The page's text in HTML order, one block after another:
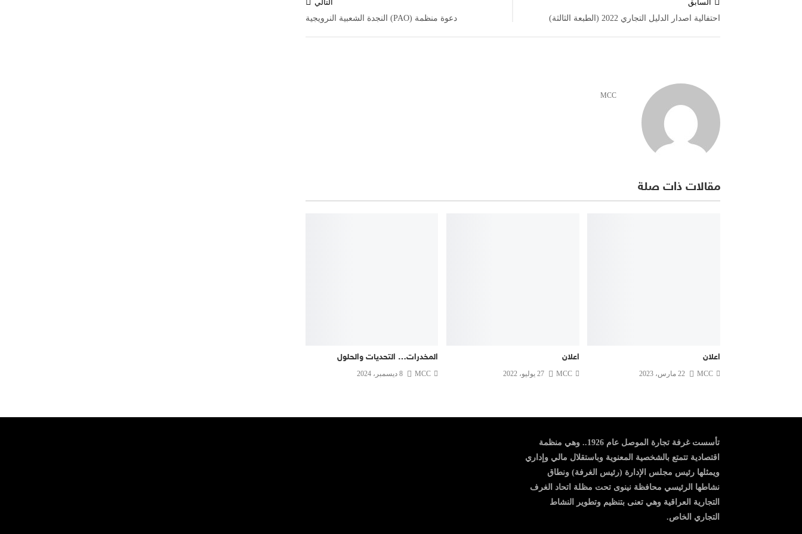
المقالات
السابق
احتفالية اصدار الدليل التجاري 2022 (الطبعة الثالثة)
التالي
دعوة منظمة (PAO) النجدة الشعبية النرويجية
MCC
مقالات ذات صلة
اعلان
MCC 22 مارس، 2023
اعلان
MCC 27 يوليو، 2022
المخدرات… التحديات والحلول
MCC 8 ديسمبر، 2024
تأسست غرفة تجارة الموصل عام 1926.. وهي منظمة
اقتصادية تتمتع بالشخصية المعنوية وباستقلال مالي وإداري
ويمثلها رئيس مجلس الإدارة (رئيس الغرفة) ونطاق
نشاطها الرئيسي محافظة نينوى تحت مظلة اتحاد الغرف
التجارية العراقية وهي تعنى بتنظيم وتطوير النشاط
التجاري الخاص.